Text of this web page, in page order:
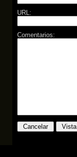
URL:
Comentarios: